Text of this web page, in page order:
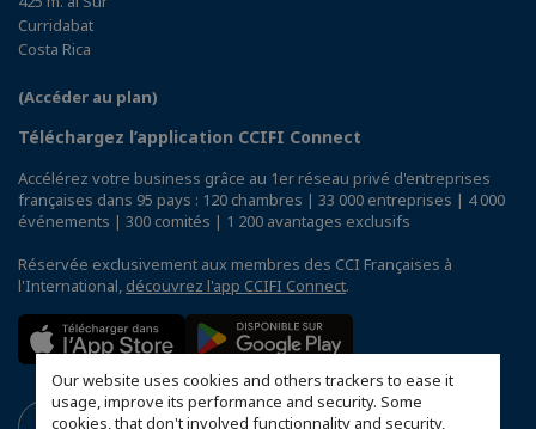
Our website uses cookies and others trackers to ease it
usage, improve its performance and security. Some
cookies, that don't involved functionnality and security,
Curridabat
Costa Rica
(Accéder au plan)
Téléchargez l’application CCIFI Connect
Accélérez votre business grâce au 1er réseau privé d'entreprises
françaises dans 95 pays : 120 chambres | 33 000 entreprises | 4 000
événements | 300 comités | 1 200 avantages exclusifs
Réservée exclusivement aux membres des CCI Françaises à
l'International, découvrez l'app CCIFI Connect.